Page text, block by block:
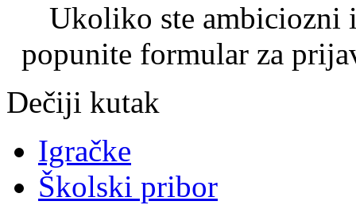
Ukoliko ste ambiciozni
popunite formular za
Dečiji kutak
Igračke
Školski pribor